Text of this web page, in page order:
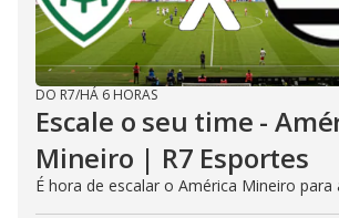
DO R7/HÁ 6 HORAS
Escale o seu time -
Mineiro | R7 Esportes
É hora de escalar o América Mineiro para